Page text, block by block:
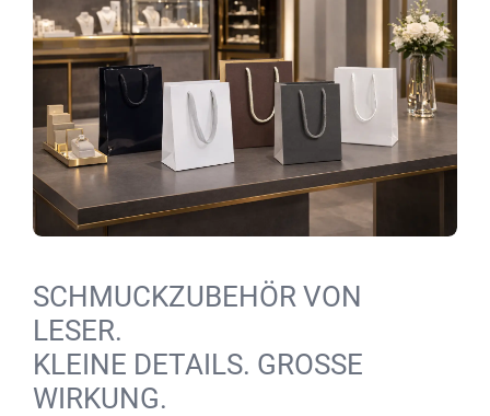
SCHMUCKZUBEHÖR VON
LESER.
KLEINE DETAILS. GROSSE W
IRKUNG.